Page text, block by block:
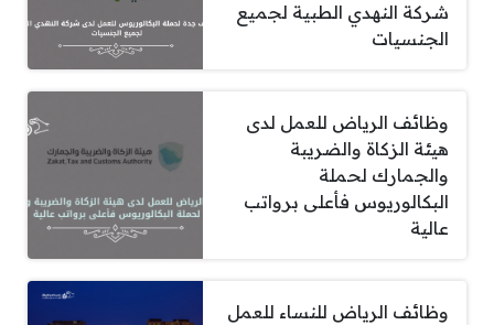
شركة النهدي الطبية لجميع
الجنسيات
وظائف الرياض للعمل لدى
هيئة الزكاة والضريبة
والجمارك لحملة
البكالوريوس فأعلى برواتب
عالية
وظائف الرياض للنساء للعمل